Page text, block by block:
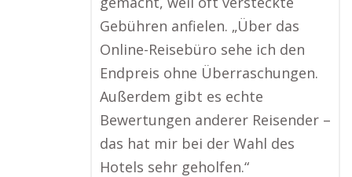
Gebühren anfielen. „Über das
Online-Reisebüro sehe ich den
Endpreis ohne Überraschungen.
Außerdem gibt es echte
Bewertungen anderer Reisender –
das hat mir bei der Wahl des
Hotels sehr geholfen.“